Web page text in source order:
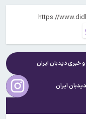
و خبریدیدبان ایران
دیدبان ایران